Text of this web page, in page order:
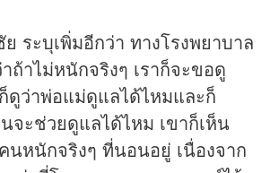
ระบุเพิ่มอีกว่า ทางโรงพยาบาล
ถ้าไม่หนักจริงๆ เราก็จะขอดู
ดูว่าพ่อแม่ดูแลได้ไหมและก็
จะช่วยดูแลได้ไหม เขาก็เห็น
นหนักจริงๆ ที่นอนอยู่ เนื่องจาก